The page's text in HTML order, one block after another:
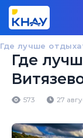
Где лучше
Где
573 27